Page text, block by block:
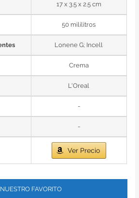
17 x 3.5 x 2.5 cm
50 mililitros
Lonene G; Incell
Crema
L'Oreal
-
-
Ver Precio
NUESTRO FAVORITO